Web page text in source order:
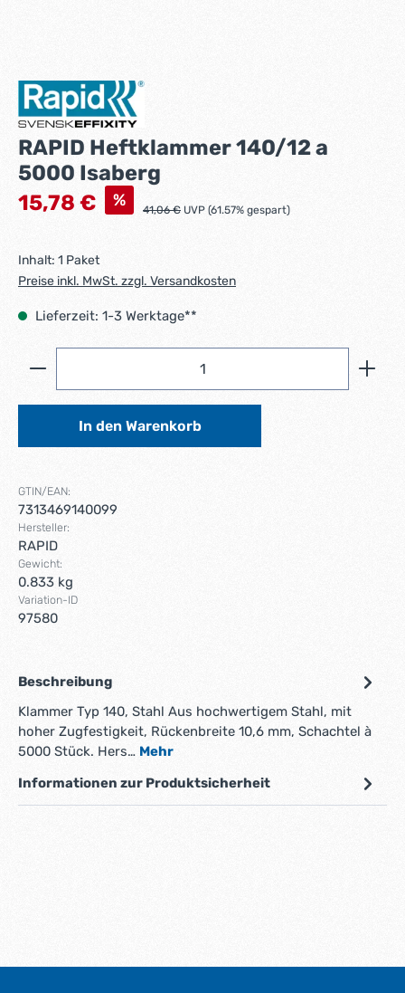
RAPID Heftklammer 140/12 a
5000 Isaberg
Verkaufspreis:
15,78 € % Regulärer Preis:
41,06 € UVP (61.57% gespart)
Inhalt: 1 Paket
Preise inkl. MwSt. zzgl. Versandkosten
Lieferzeit: 1-3 Werktage**
Produkt Anzahl: Gib den gewünschten Wert ein
In den Warenkorb
GTIN/EAN:
7313469140099
Hersteller:
RAPID
Gewicht:
0.833 kg
Variation-ID
97580
Beschreibung
Klammer Typ 140, Stahl Aus hochwertigem Stahl, mit
hoher Zugfestigkeit, Rückenbreite 10,6 mm, Schachtel à
5000 Stück. Hers… Mehr
Informationen zur Produktsicherheit